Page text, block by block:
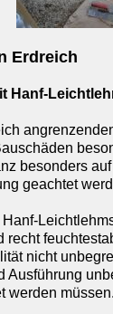
Erdreich
Hanf-
besonders
geachtet
recht
nicht
Ausführung
werden müssen.